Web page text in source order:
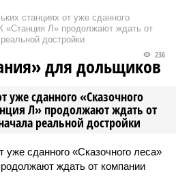
станциях от уже сданного
«Станция Л» продолжают ждать от
достройки
уже сданного «Сказочного
Л» продолжают ждать от
реальной достройки
236
для дольщиков